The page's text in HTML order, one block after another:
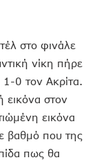
στο φινάλε
νίκη πήρε
0 τον Ακρίτα.
εικόνα στον
εικόνα
βαθμό που της
πως θα